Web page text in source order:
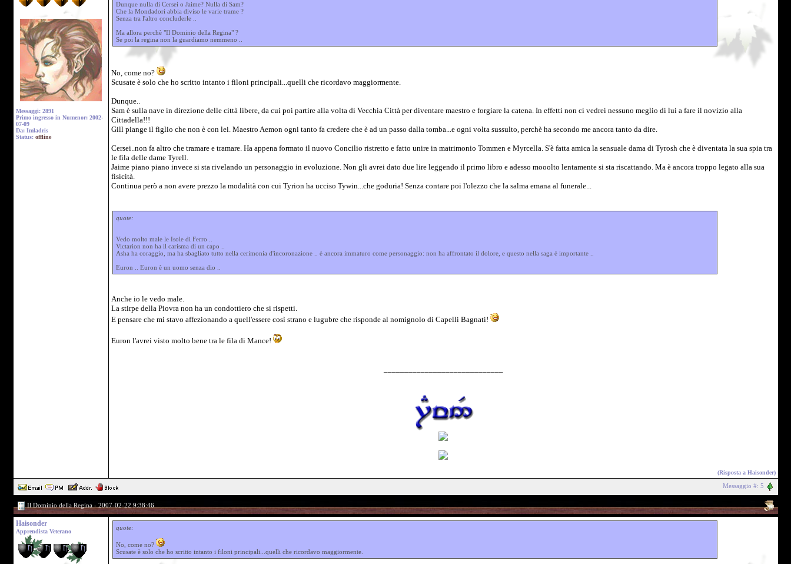
Messaggi: 2891
Primo ingresso in Numenor: 2002-
07-09
Da: Imladris
Status: offline
Dunque nulla di Cersei o Jaime? Nulla di Sam?
Che la Mondadori abbia diviso le varie trame ?
Senza tra l'altro concluderle ..
Ma allora perchè "Il Dominio della Regina" ?
Se poi la regina non la guardiamo nemmeno ..
No, come no?
Scusate è solo che ho scritto intanto i filoni principali...quelli che ricordavo maggiormente.
Dunque..
Sam è sulla nave in direzione delle città libere, da cui poi partire alla volta di Vecchia Città per diventare maestro e forgiare la catena. In effetti non ci vedrei nessuno meglio di lui a fare il novizio alla
Cittadella!!!
Gill piange il figlio che non è con lei. Maestro Aemon ogni tanto fa credere che è ad un passo dalla tomba...e ogni volta sussulto, perchè ha secondo me ancora tanto da dire.
Cersei..non fa altro che tramare e tramare. Ha appena formato il nuovo Concilio ristretto e fatto unire in matrimonio Tommen e Myrcella. S'è fatta amica la sensuale dama di Tyrosh che è diventata la sua spia tra
le fila delle dame Tyrell.
Jaime piano piano invece si sta rivelando un personaggio in evoluzione. Non gli avrei dato due lire leggendo il primo libro e adesso mooolto lentamente si sta riscattando. Ma è ancora troppo legato alla sua
fisicità.
Continua però a non avere prezzo la modalità con cui Tyrion ha ucciso Tywin...che goduria! Senza contare poi l'olezzo che la salma emana al funerale...
quote:
Vedo molto male le Isole di Ferro ..
Victarion non ha il carisma di un capo ..
Asha ha coraggio, ma ha sbagliato tutto nella cerimonia d'incoronazione .. è ancora immaturo come personaggio: non ha affrontato il dolore, e questo nella saga è importante ..
Euron .. Euron è un uomo senza dio ..
Anche io le vedo male.
La stirpe della Piovra non ha un condottiero che si rispetti.
E pensare che mi stavo affezionando a quell'essere così strano e lugubre che risponde al nomignolo di Capelli Bagnati!
Euron l'avrei visto molto bene tra le fila di Mance!
(Risposta a Haisonder)
Messaggio #: 5
Il Dominio della Regina - 2007-02-22 9:38:46
Haisonder
Apprendista Veterano
quote:
No, come no?
Scusate è solo che ho scritto intanto i filoni principali...quelli che ricordavo maggiormente.